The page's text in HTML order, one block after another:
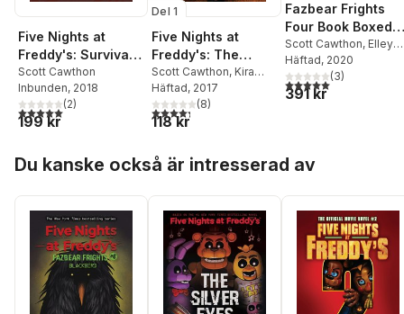
Five Nights at
Freddy's: Survival
Logbook
Scott Cawthon
Inbunden, 2018
5,0utav 5 stjärnor. Totalt antal röster:
(2)
199 kr
Del 1
Five Nights at
Freddy's: The
Silver Eyes
Scott Cawthon, Kira
Breed-Wrisley
Häftad, 2017
4,3utav 5 stjärnor. Totalt antal röster:
(8)
118 kr
Fazbear Frights
Four Book Boxed
Set
Scott Cawthon, Elley
Cooper ,Carly Anne
West,Andrea
Waggener
Häftad, 2020
5,0utav 5 stjärnor.
(3)
391 kr
Du kanske också är intresserad av